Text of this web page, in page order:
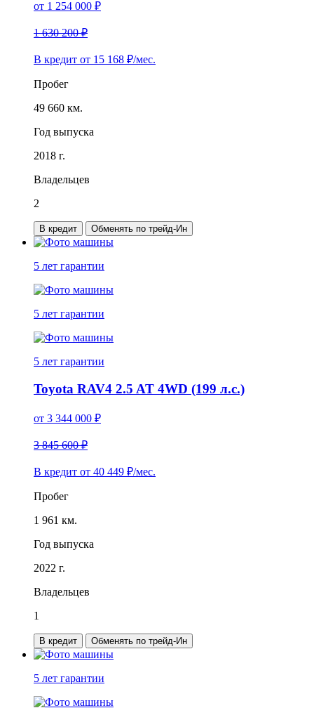
от 1 254 000 ₽
1 630 200 ₽
В кредит от 15 168 ₽/мес.
Пробег
49 660 км.
Год выпуска
2018 г.
Владельцев
2
В кредит Обменять по трейд-Ин
5 лет гарантии
5 лет гарантии
5 лет гарантии
Toyota RAV4 2.5 AT 4WD (199 л.с.)
от 3 344 000 ₽
3 845 600 ₽
В кредит от 40 449 ₽/мес.
Пробег
1 961 км.
Год выпуска
2022 г.
Владельцев
1
В кредит Обменять по трейд-Ин
5 лет гарантии